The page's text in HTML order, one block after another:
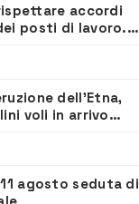
accordi
posti di lavoro. Il
dell’Etna,
voli in arrivo
agosto seduta di